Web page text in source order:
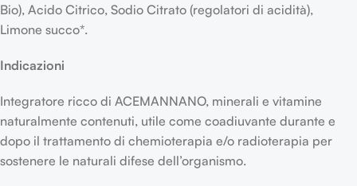
Bio), Acido Citrico, Sodio Citrato (regolatori di acidità),
Limone succo*.
Indicazioni
Integratore ricco di ACEMANNANO, minerali e vitamine
naturalmente contenuti, utile come coadiuvante durante e
dopo il trattamento di chemioterapia e/o radioterapia per
sostenere le naturali difese dell’organismo.